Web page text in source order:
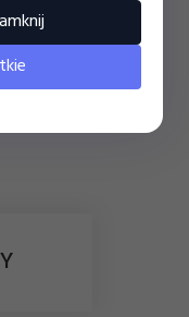
humoru do
że czasem
niż zadręczać się
gazie i nie ma